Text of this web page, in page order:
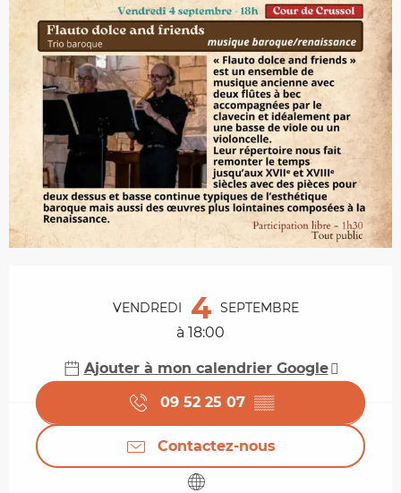
VENDREDI 4 SEPTEMBRE
à 18:00
Ajouter à mon calendrier Google
09 52 25 07 ▒▒
Contactez-nous